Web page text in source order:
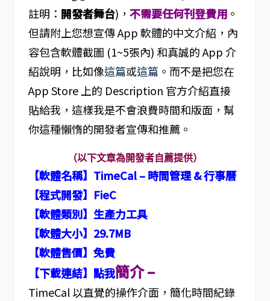
註明： 開發者舞台)， 不需要任何刊登費用。
但請附上您想宣傳 App 軟體的中文介紹，內
容包含軟體截圖 (1~5張內) 和真誠的 App 介
紹說明，比如像這篇或這篇 。而不是把您在
App Store 上的 Description 官方介紹直接
貼給我，這樣我是不會浪費時間和版面，幫
你這種懶惰的開發者宣傳和推薦。
（以下文章為開發者自薦提供）
【軟體名稱】TimeCal – 時間管理 & 行事曆
【程式開發】FieC
【軟體類別】生產力工具
【軟體大小】29.7MB
【軟體售價】免費
【下載連結】點我簡介 –
TimeCal 以直覺的操作介面，簡化時間紀錄